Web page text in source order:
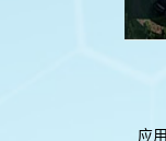
应